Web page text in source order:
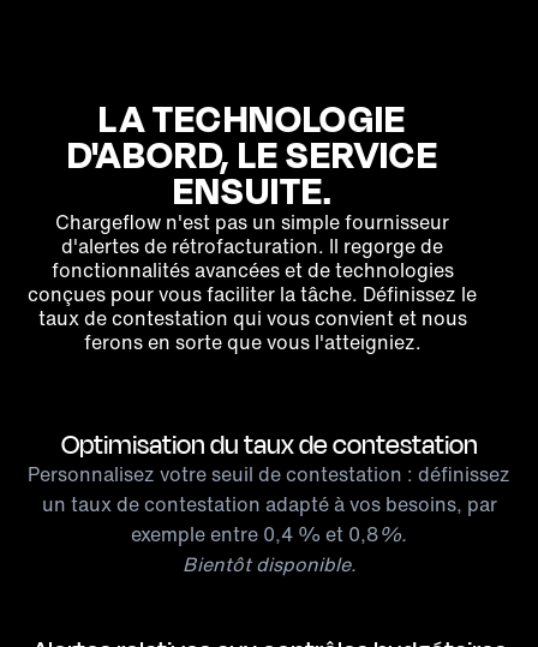
LA TECHNOLOGIE
D'ABORD, LE SERVICE
ENSUITE.
Chargeflow n'est pas un simple fournisseur
d'alertes de rétrofacturation. Il regorge de
fonctionnalités avancées et de technologies
conçues pour vous faciliter la tâche. Définissez le
taux de contestation qui vous convient et nous
ferons en sorte que vous l'atteigniez.
Optimisation du taux de contestation
Personnalisez votre seuil de contestation : définissez
un taux de contestation adapté à vos besoins, par
exemple entre 0,4 % et 0,8%.
Bientôt disponible.